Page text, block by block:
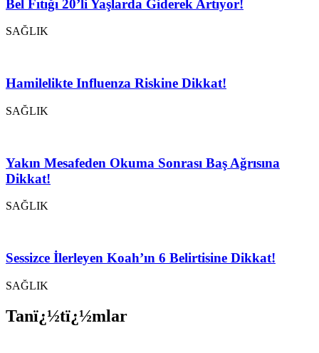
Bel Fıtığı 20’li Yaşlarda Giderek Artıyor!
SAĞLIK
Hamilelikte Influenza Riskine Dikkat!
SAĞLIK
Yakın Mesafeden Okuma Sonrası Baş Ağrısına
Dikkat!
SAĞLIK
Sessizce İlerleyen Koah’ın 6 Belirtisine Dikkat!
SAĞLIK
Tanï¿½tï¿½mlar